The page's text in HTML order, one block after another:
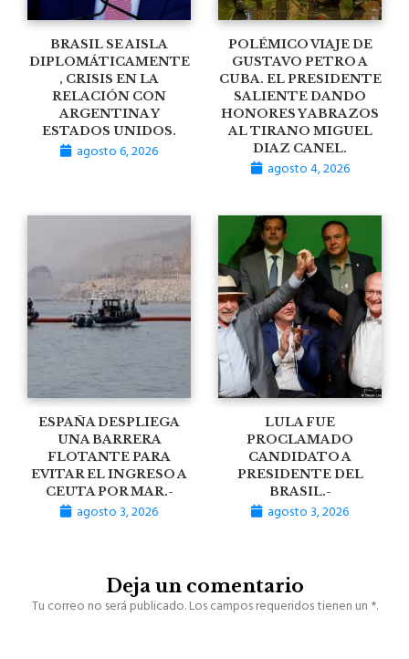
BRASIL SE AISLA
DIPLOMÁTICAMENTE
, CRISIS EN LA
RELACIÓN CON
ARGENTINA Y
ESTADOS UNIDOS.
agosto 6, 2026
POLÉMICO VIAJE DE
GUSTAVO PETRO A
CUBA. EL PRESIDENTE
SALIENTE DANDO
HONORES Y ABRAZOS
AL TIRANO MIGUEL
DIAZ CANEL.
agosto 4, 2026
ESPAÑA DESPLIEGA
UNA BARRERA
FLOTANTE PARA
EVITAR EL INGRESO A
CEUTA POR MAR.-
agosto 3, 2026
LULA FUE
PROCLAMADO
CANDIDATO A
PRESIDENTE DEL
BRASIL.-
agosto 3, 2026
Deja un comentario
Tu correo no será publicado. Los campos requeridos tienen un *.